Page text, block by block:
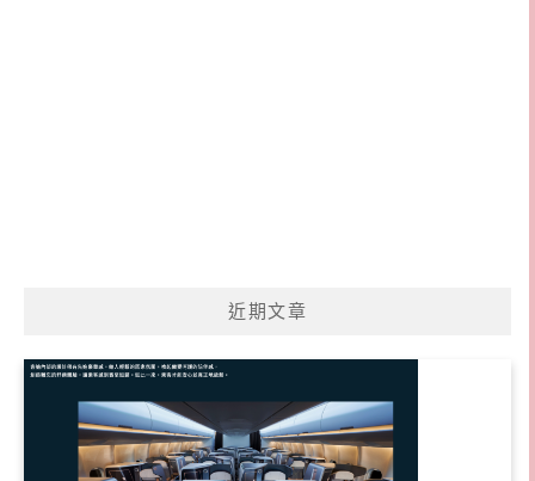
近期文章